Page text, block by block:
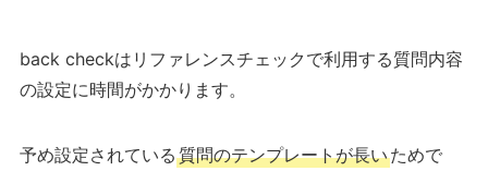
back checkはリファレンスチェックで利用する質問内容
の設定に時間がかかります。
予め設定されている質問のテンプレートが長いためで